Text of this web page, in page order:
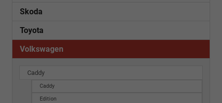
Skoda
Toyota
Volkswagen
Caddy
Caddy
Edition